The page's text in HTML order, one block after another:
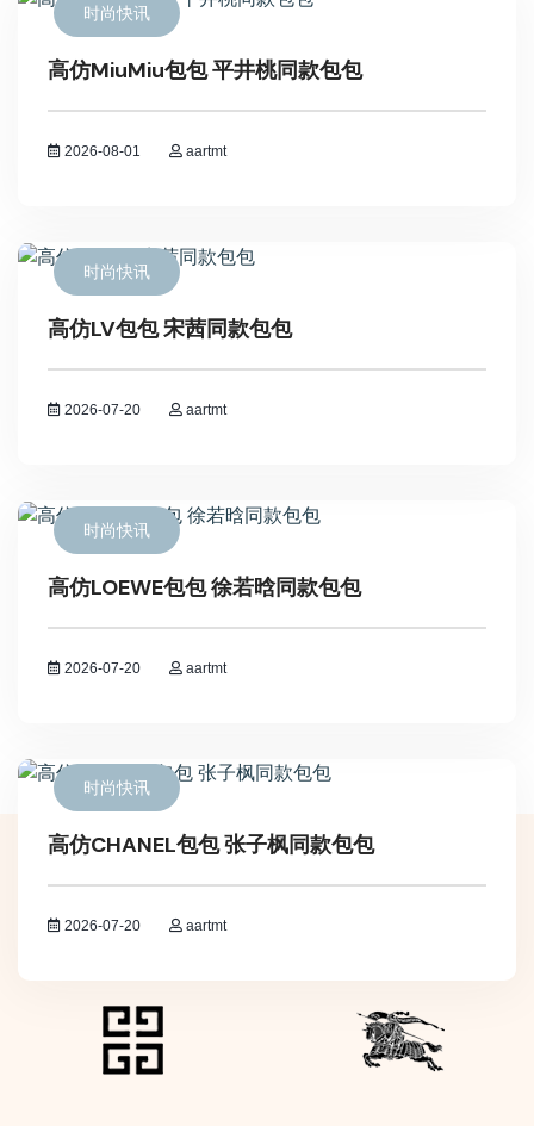
时尚快讯
高仿MiuMiu包包 平井桃同款包包
2026-08-01 aartmt
时尚快讯
高仿LV包包 宋茜同款包包
2026-07-20 aartmt
时尚快讯
高仿LOEWE包包 徐若晗同款包包
2026-07-20 aartmt
时尚快讯
高仿CHANEL包包 张子枫同款包包
2026-07-20 aartmt